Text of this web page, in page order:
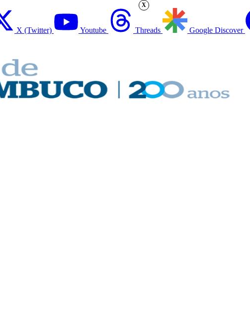
X (Twitter) Youtube Threads Google Discover
X